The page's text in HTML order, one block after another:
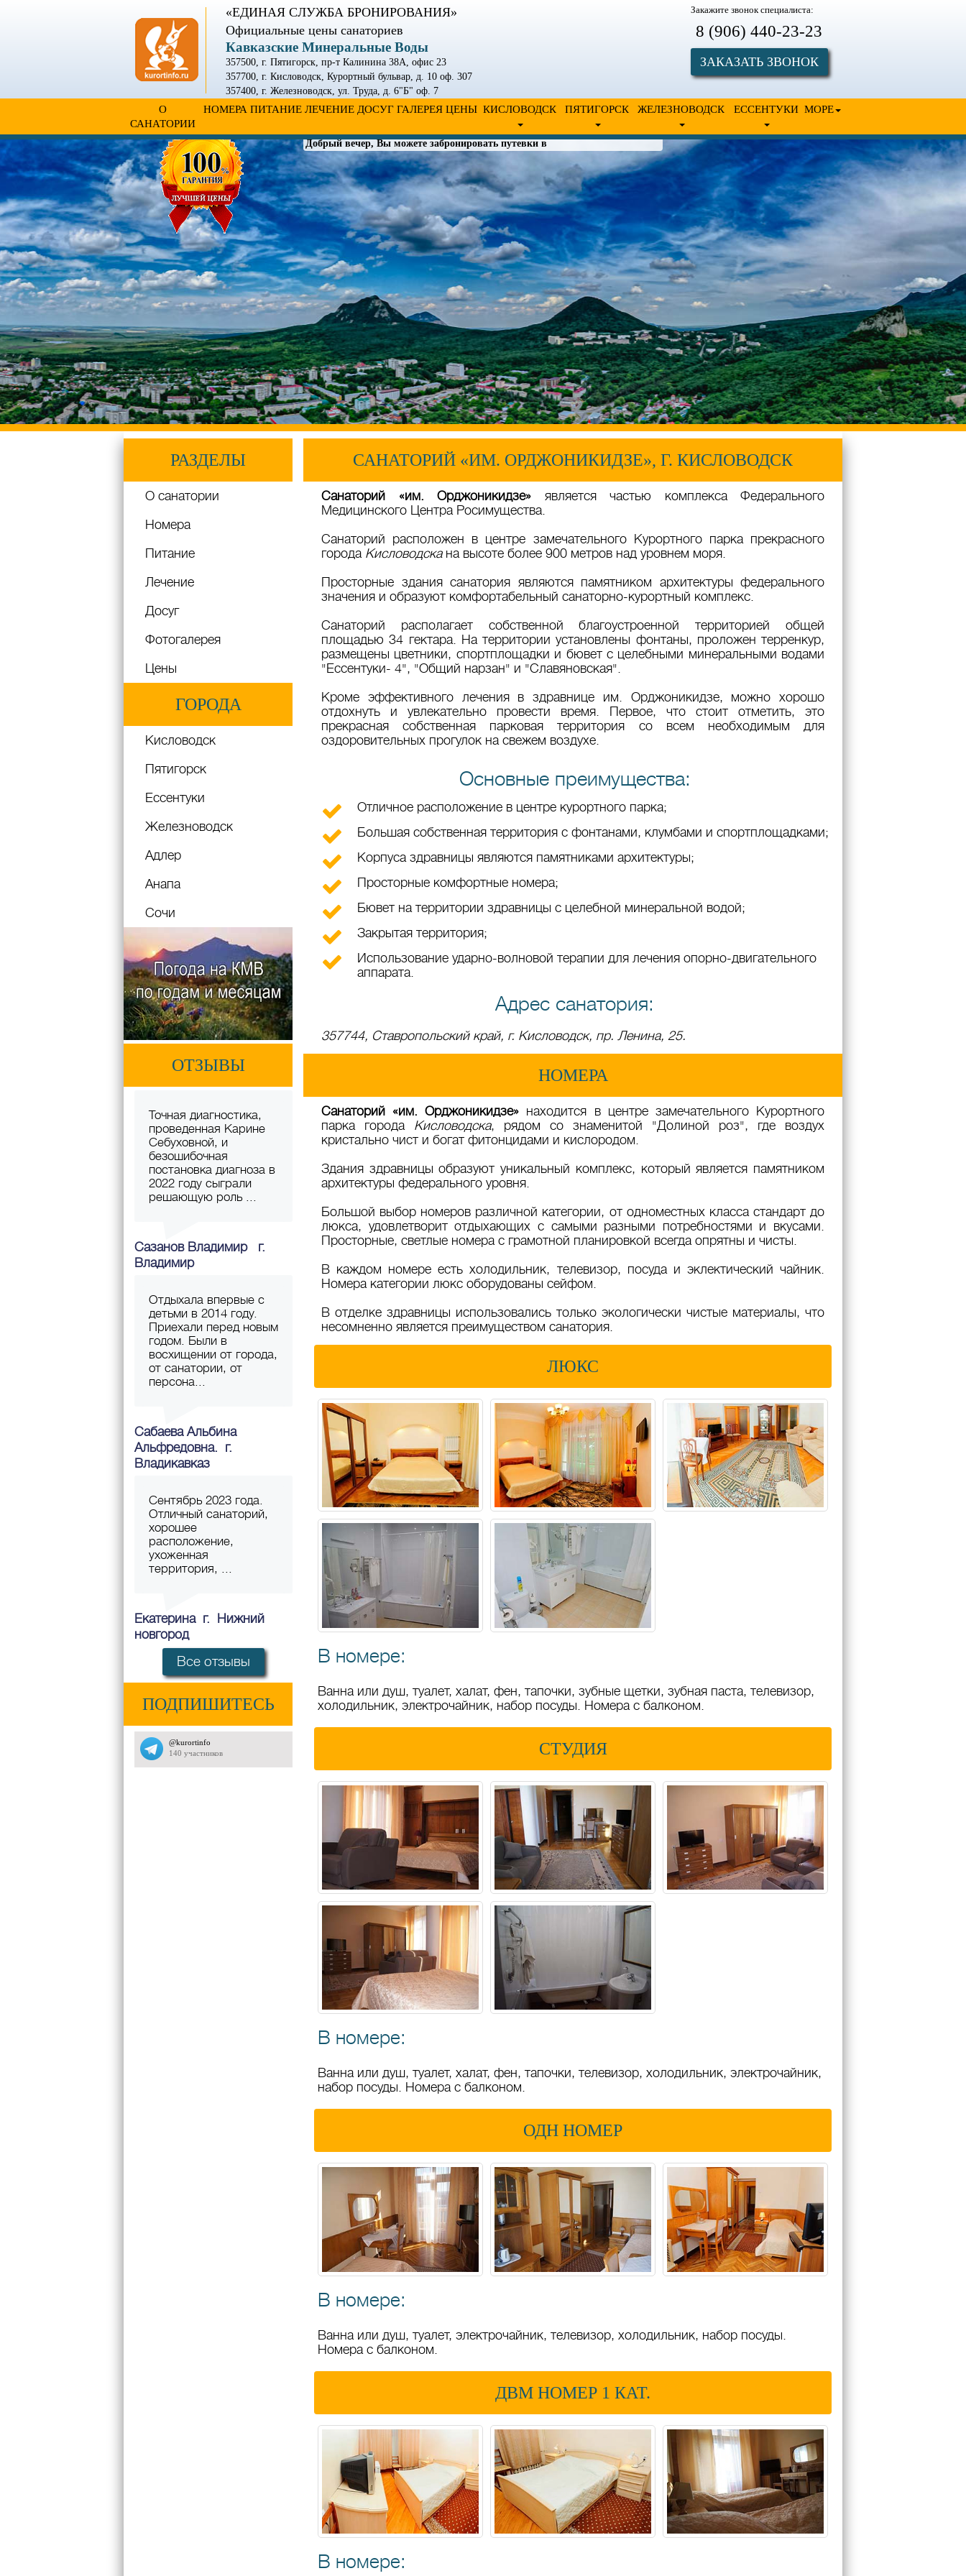
«ЕДИНАЯ СЛУЖБА БРОНИРОВАНИЯ»
Официальные цены санаториев
Кавказские Минеральные Воды
357500, г. Пятигорск, пр-т Калинина 38А, офис 23
357700, г. Кисловодск, Курортный бульвар, д. 10 оф. 307
357400, г. Железноводск, ул. Труда, д. 6"Б" оф. 7
Закажите звонок специалиста:
8 (906) 440-23-23
ЗАКАЗАТЬ ЗВОНОК
О
САНАТОРИИ
НОМЕРА ПИТАНИЕ ЛЕЧЕНИЕ ДОСУГ ГАЛЕРЕЯ ЦЕНЫ КИСЛОВОДСК ПЯТИГОРСК ЖЕЛЕЗНОВОДСК ЕССЕНТУКИ МОРЕ
Добрый вечер, Вы можете забронировать путевки в санатории. Дл
РАЗДЕЛЫ
О санатории
Номера
Питание
Лечение
Досуг
Фотогалерея
Цены
ГОРОДА
Кисловодск
Пятигорск
Ессентуки
Железноводск
Адлер
Анапа
Сочи
ОТЗЫВЫ
Точная диагностика,
проведенная Карине
Себуховной, и
безошибочная
постановка диагноза в
2022 году сыграли
решающую роль ...
Сазанов Владимир г.
Владимир
Отдыхала впервые с
детьми в 2014 году.
Приехали перед новым
годом. Были в
восхищении от города,
от санатории, от
персона...
Сабаева Альбина
Альфредовна. г.
Владикавказ
Сентябрь 2023 года.
Отличный санаторий,
хорошее
расположение,
ухоженная
территория, ...
Екатерина г. Нижний
новгород
Все отзывы
ПОДПИШИТЕСЬ
САНАТОРИЙ «ИМ. ОРДЖОНИКИДЗЕ», Г. КИСЛОВОДСК
Санаторий «им. Орджоникидзе» является частью комплекса Федерального
Медицинского Центра Росимущества.
Санаторий расположен в центре замечательного Курортного парка прекрасного
города Кисловодскана высоте более 900 метров над уровнем моря.
Просторные здания санатория являются памятником архитектуры федерального
значения и образуют комфортабельный санаторно-курортный комплекс.
Санаторий располагает собственной благоустроенной территорией общей
площадью 34 гектара. На территории установлены фонтаны, проложен терренкур,
размещены цветники, спортплощадки и бювет с целебными минеральными водами
"Ессентуки- 4", "Общий нарзан" и "Славяновская".
Кроме эффективного лечения в здравнице им. Орджоникидзе, можно хорошо
отдохнуть и увлекательно провести время. Первое, что стоит отметить, это
прекрасная собственная парковая территория со всем необходимым для
оздоровительных прогулок на свежем воздухе.
Основные преимущества:
Отличное расположение в центре курортного парка;
Большая собственная территория с фонтанами, клумбами и спортплощадками;
Корпуса здравницы являются памятниками архитектуры;
Просторные комфортные номера;
Бювет на территории здравницы с целебной минеральной водой;
Закрытая территория;
Использование ударно-волновой терапии для лечения опорно-двигательного
аппарата.
Адрес санатория:
357744, Ставропольский край, г. Кисловодск, пр. Ленина, 25.
НОМЕРА
Санаторий «им. Орджоникидзе» находится в центре замечательного Курортного
парка города Кисловодска, рядом со знаменитой "Долиной роз", где воздух
кристально чист и богат фитонцидами и кислородом.
Здания здравницы образуют уникальный комплекс, который является памятником
архитектуры федерального уровня.
Большой выбор номеров различной категории, от одноместных класса стандарт до
люкса, удовлетворит отдыхающих с самыми разными потребностями и вкусами.
Просторные, светлые номера с грамотной планировкой всегда опрятны и чисты.
В каждом номере есть холодильник, телевизор, посуда и эклектический чайник.
Номера категории люкс оборудованы сейфом.
В отделке здравницы использовались только экологически чистые материалы, что
несомненно является преимуществом санатория.
ЛЮКС
В номере:
Ванна или душ, туалет, халат, фен, тапочки, зубные щетки, зубная паста, телевизор,
холодильник, электрочайник, набор посуды. Номера с балконом.
СТУДИЯ
В номере:
Ванна или душ, туалет, халат, фен, тапочки, телевизор, холодильник, электрочайник,
набор посуды. Номера с балконом.
ОДН НОМЕР
В номере:
Ванна или душ, туалет, электрочайник, телевизор, холодильник, набор посуды.
Номера с балконом.
ДВМ НОМЕР 1 КАТ.
В номере: